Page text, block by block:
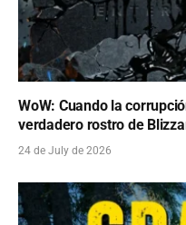
WoW: Cuando la
verdadero rostro de
24 de July de 2026